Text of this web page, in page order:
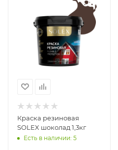
Краска резиновая
SOLEX шоколад 1,3кг
Есть в наличии: 5